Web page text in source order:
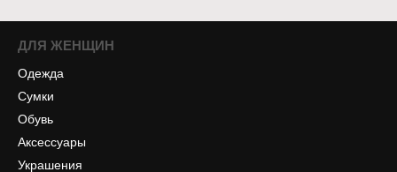
ДЛЯ ЖЕНЩИН
Одежда
Сумки
Обувь
Аксессуары
Украшения